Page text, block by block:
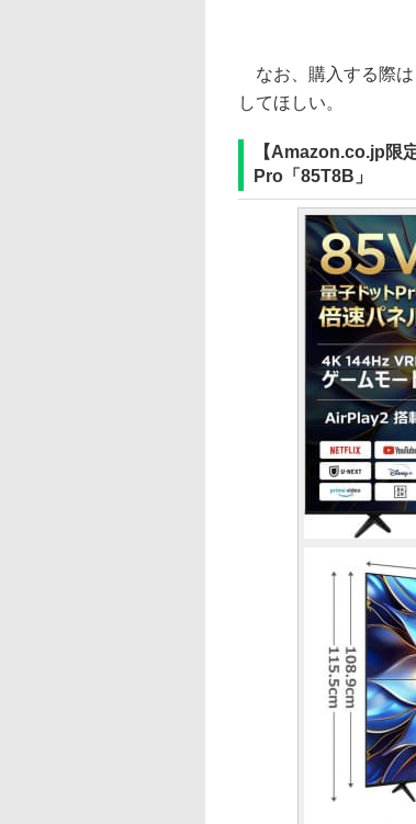
なお、購入する際は
してほしい。
【Amazon.co.jp限
Pro「85T8B」